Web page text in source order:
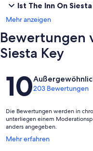
Ist The Inn On
Mehr anzeigen
Bewertungen
Siesta Key
Bewertungen
10203 Bewertungen
Die Bewertungen werden in
unterliegen einem
anders angegeben.
Mehr erfahren
Wird